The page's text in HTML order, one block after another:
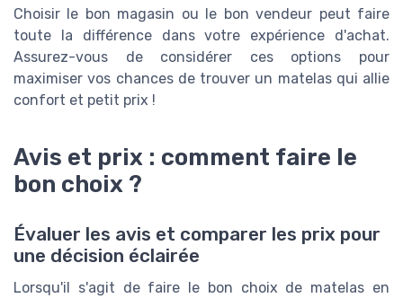
Choisir le bon magasin ou le bon vendeur peut faire
toute la différence dans votre expérience d'achat.
Assurez-vous de considérer ces options pour
maximiser vos chances de trouver un matelas qui allie
confort et petit prix !
Avis et prix : comment faire le
bon choix ?
Évaluer les avis et comparer les prix pour
une décision éclairée
Lorsqu'il s'agit de faire le bon choix de matelas en